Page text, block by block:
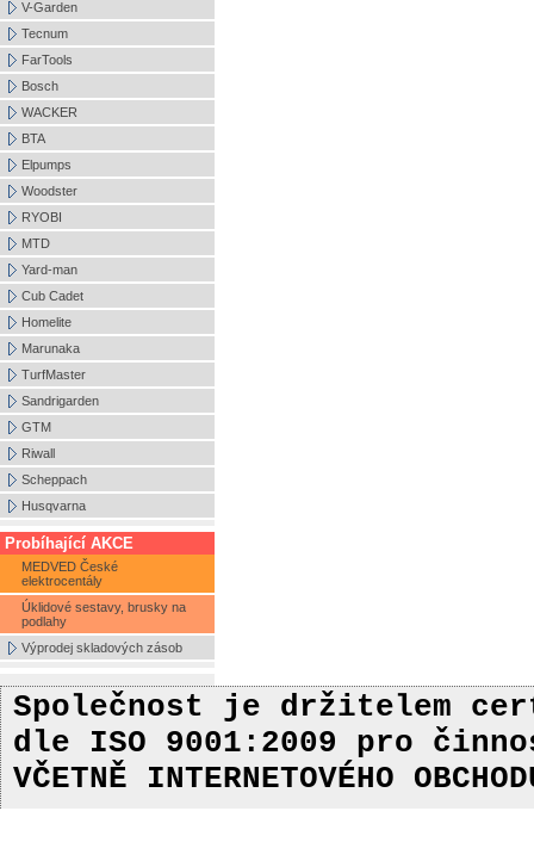
V-Garden
Tecnum
FarTools
Bosch
WACKER
BTA
Elpumps
Woodster
RYOBI
MTD
Yard-man
Cub Cadet
Homelite
Marunaka
TurfMaster
Sandrigarden
GTM
Riwall
Scheppach
Husqvarna
Probíhající AKCE
MEDVED České
elektrocentály
Úklidové sestavy, brusky na
podlahy
Výprodej skladových zásob
Společnost je držitelem
dle ISO 9001:2009 pro
VČETNĚ INTERNETOVÉHO